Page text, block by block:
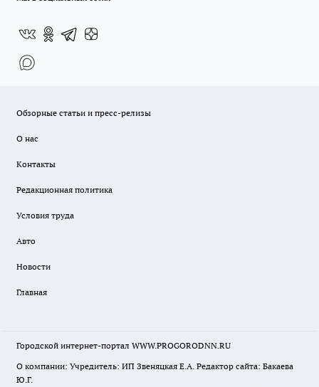
Обзорные статьи и пресс-релизы
О нас
Контакты
Редакционная политика
Условия труда
Авто
Новости
Главная
Городской интернет-портал WWW.PROGORODNN.RU
О компании: Учредитель: ИП Звеняцкая Е.А. Редактор сайта: Бакаева
Ю.Г.